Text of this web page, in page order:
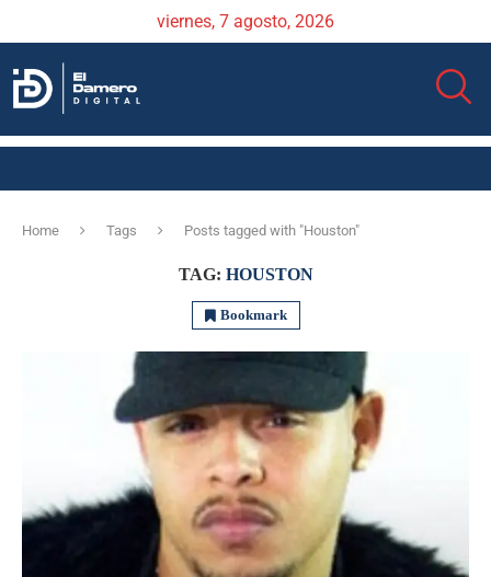
viernes, 7 agosto, 2026
Home Tags Posts tagged with "Houston"
TAG: HOUSTON
Bookmark